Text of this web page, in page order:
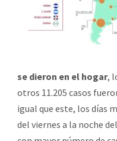
se dieron en el hogar,
otros 11.205 casos
igual que este, los días
del viernes a la noche